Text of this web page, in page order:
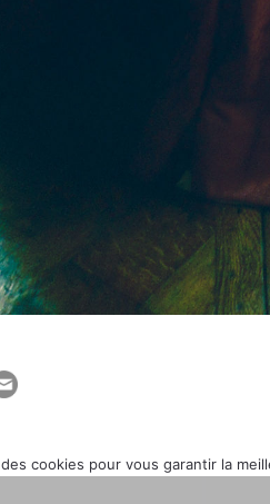
cookies pour vous garantir la